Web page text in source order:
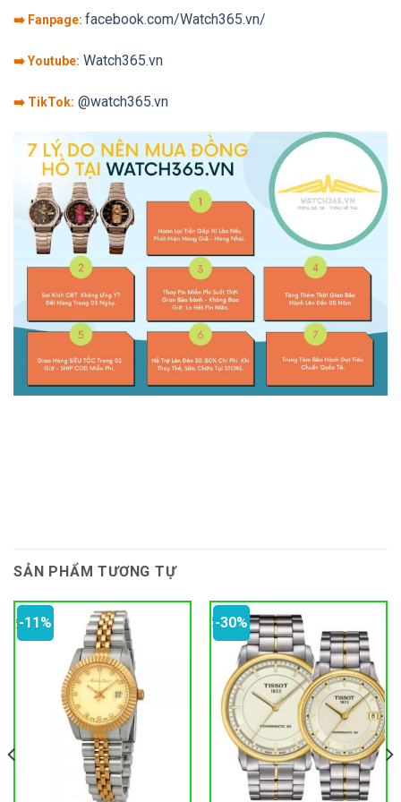
➡️ Fanpage: facebook.com/Watch365.vn/
➡️ Youtube: Watch365.vn
➡️ TikTok: @watch365.vn
SẢN PHẨM TƯƠNG TỰ
-11% -30%